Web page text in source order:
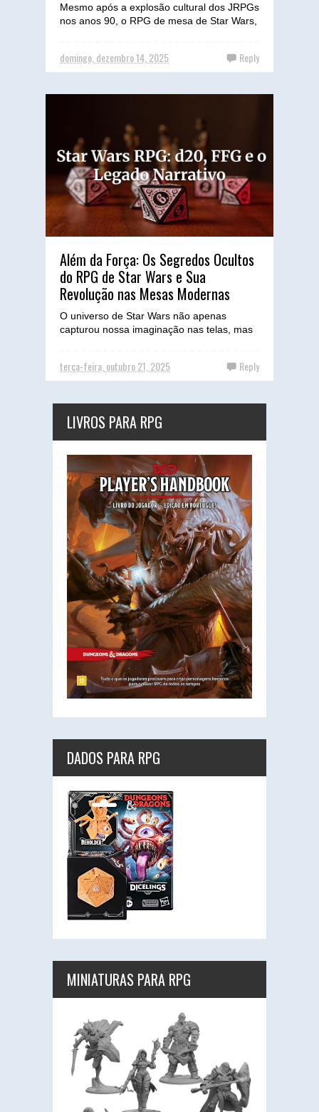
Mesmo após a explosão cultural dos JRPGs
nos anos 90, o RPG de mesa de Star Wars,
domingo, dezembro 14, 2025 Reply
Além da Força: Os Segredos Ocultos
do RPG de Star Wars e Sua
Revolução nas Mesas Modernas
O universo de Star Wars não apenas
capturou nossa imaginação nas telas, mas
terça-feira, outubro 21, 2025 Reply
LIVROS PARA RPG
DADOS PARA RPG
MINIATURAS PARA RPG